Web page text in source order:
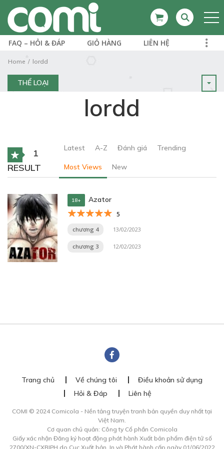
FAQ – HỎI & ĐÁP GIỎ HÀNG LIÊN HỆ
Home lordd
THỂ LOẠI
lordd
1
RESULT
Latest A-Z Đánh giá Trending
Most Views New
18+ Azator
5
chương 4 13/02/2023
chương 3 12/02/2023
Trang chủ Về chúng tôi
Điều khoản sử dụng
Hỏi & Đáp
Liên hệ
COMI © 2024 Comicola - Nền tảng truyện tranh bản quyền duy nhất tại
Việt Nam.
Cơ quan chủ quản: Công ty Cổ phần Comicola
Giấy xác nhận Đăng ký hoạt động phát hành Xuất bản phẩm điện tử số
2700/XN-CXBIPH do Cục Xuất bản, In và Phát hành cấp ngày 01/06/2022